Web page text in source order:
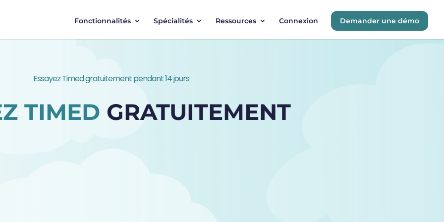
Fonctionnalités Spécialités Ressources Connexion Demander une démo
Essayez Timed gratuitement pendant 14 jours
TIMED GRATUITEMENT